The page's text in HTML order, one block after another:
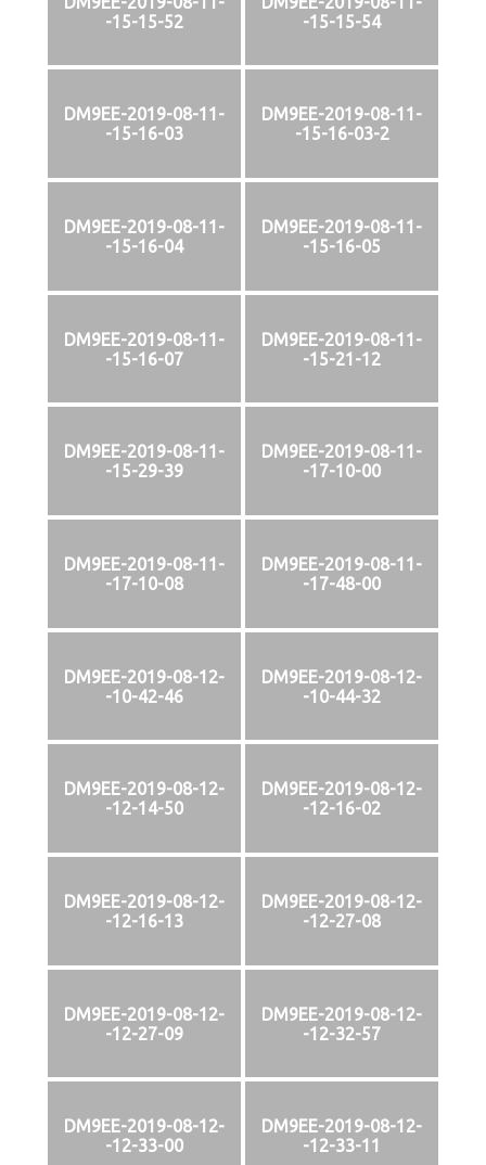
-15-15-52
-15-15-54
DM9EE-2019-08-11-
-15-16-03
DM9EE-2019-08-11-
-15-16-03-2
DM9EE-2019-08-11-
-15-16-04
DM9EE-2019-08-11-
-15-16-05
DM9EE-2019-08-11-
-15-16-07
DM9EE-2019-08-11-
-15-21-12
DM9EE-2019-08-11-
-15-29-39
DM9EE-2019-08-11-
-17-10-00
DM9EE-2019-08-11-
-17-10-08
DM9EE-2019-08-11-
-17-48-00
DM9EE-2019-08-12-
-10-42-46
DM9EE-2019-08-12-
-10-44-32
DM9EE-2019-08-12-
-12-14-50
DM9EE-2019-08-12-
-12-16-02
DM9EE-2019-08-12-
-12-16-13
DM9EE-2019-08-12-
-12-27-08
DM9EE-2019-08-12-
-12-27-09
DM9EE-2019-08-12-
-12-32-57
DM9EE-2019-08-12-
-12-33-00
DM9EE-2019-08-12-
-12-33-11